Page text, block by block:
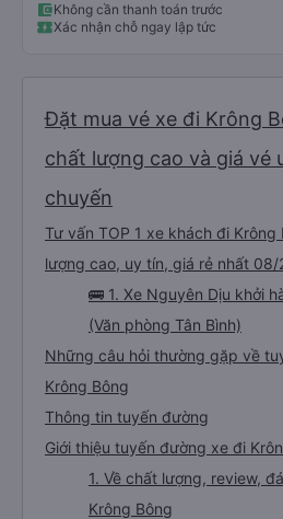
Không cần thanh toán trước
Xác nhận chỗ ngay lập tức
Đặt mua vé xe đi Krông
chất lượng cao và giá vé
chuyến
Tư vấn TOP 1 xe khách đi
lượng cao, uy tín, giá rẻ nhất 08/
🚌 1. Xe Nguyên Dịu khởi
(Văn phòng Tân Bình)
Những câu hỏi thường gặp về
Krông Bông
Thông tin tuyến đường
Giới thiệu tuyến đường xe đi
1. Về chất lượng, review,
Krông Bông